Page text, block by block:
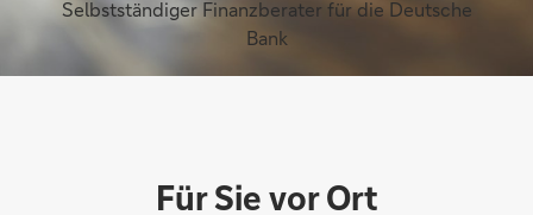
Selbstständiger Finanzberater für die Deutsche
Bank
Für Sie vor Ort